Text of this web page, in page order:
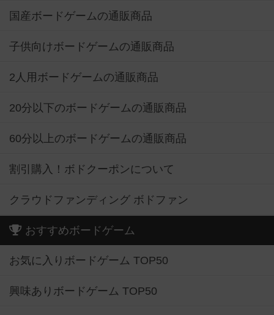
国産ボードゲームの通販商品
子供向けボードゲームの通販商品
2人用ボードゲームの通販商品
20分以下のボードゲームの通販商品
60分以上のボードゲームの通販商品
割引購入！ボドクーポンについて
クラウドファンディング ボドファン
おすすめボードゲーム
お気に入りボードゲーム TOP50
興味ありボードゲーム TOP50